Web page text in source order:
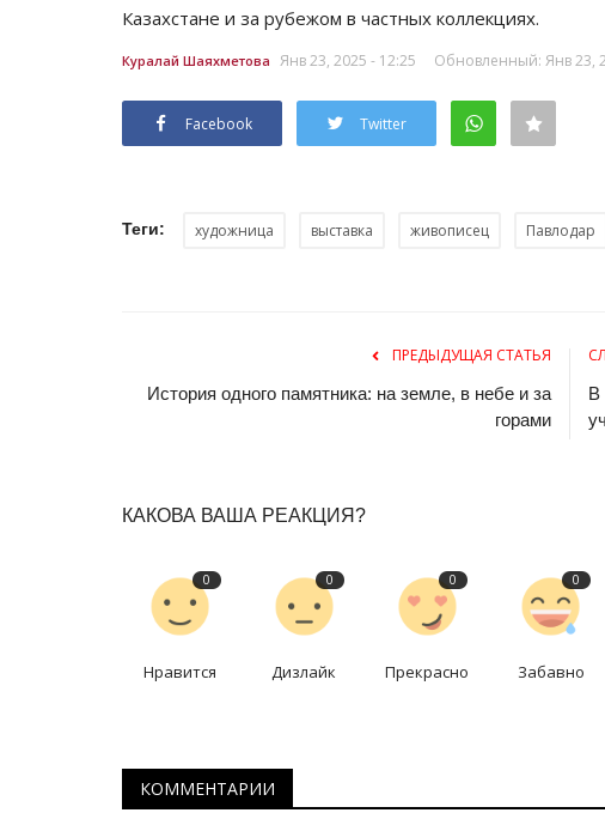
Казахстане и за рубежом в частных коллекциях.
Куралай Шаяхметова Янв 23, 2025 - 12:25 Обновленный: Янв 23,
Facebook Twitter
Теги: художница выставка живописец Павлодар
ПРЕДЫДУЩАЯ СТАТЬЯ
История одного памятника: на земле, в небе и за
горами
В
КАКОВА ВАША РЕАКЦИЯ?
0
Нравится
0
Дизлайк
0
Прекрасно
0
Забавно
КОММЕНТАРИИ